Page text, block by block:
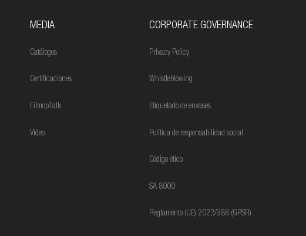
MEDIA
Catálogos
Certificaciones
FilmopTalk
Vídeo
CORPORATE GOVERNANCE
Privacy Policy
Whistleblowing
Etiquetado de envases
Política de responsabilidad social
Código ético
SA 8000
Reglamento (UE) 2023/988 (GPSR)